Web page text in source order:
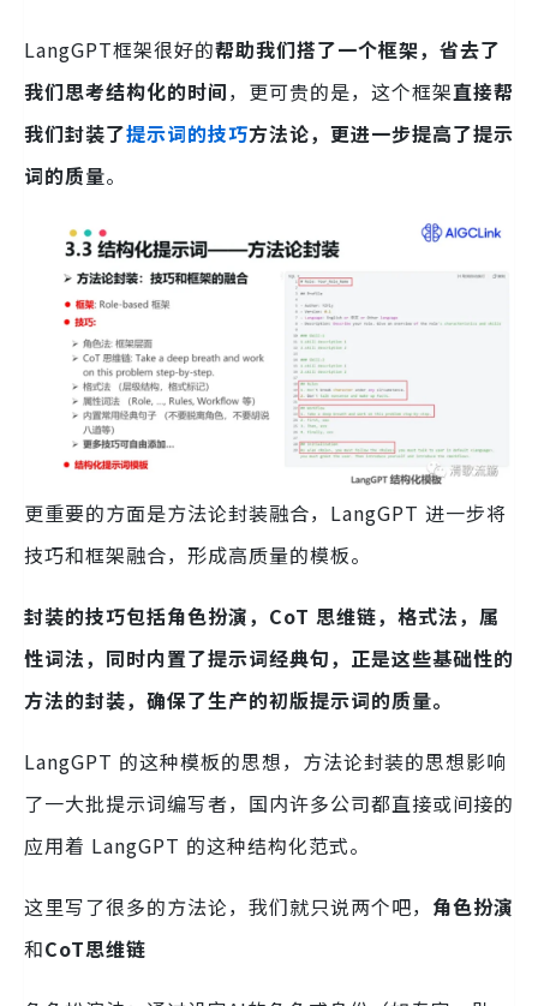
LangGPT框架很好的帮助我们搭了一个框架，省去了
我们思考结构化的时间，更可贵的是，这个框架直接帮
我们封装了提示词的技巧方法论，更进一步提高了提示
词的质量。
更重要的方面是方法论封装融合，LangGPT 进一步将
技巧和框架融合，形成高质量的模板。
封装的技巧包括角色扮演，CoT 思维链，格式法，属
性词法，同时内置了提示词经典句，正是这些基础性的
方法的封装，确保了生产的初版提示词的质量。
LangGPT 的这种模板的思想，方法论封装的思想影响
了一大批提示词编写者，国内许多公司都直接或间接的
应用着 LangGPT 的这种结构化范式。
这里写了很多的方法论，我们就只说两个吧， 角色扮演
和CoT思维链